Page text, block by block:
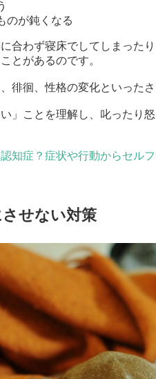
のが鈍くなる
合わず寝床でしてしまった
とがあるのです。
徘徊、性格の変化といった
」ことを理解し、叱ったり
認知症？症状や行動からセル
せない対策